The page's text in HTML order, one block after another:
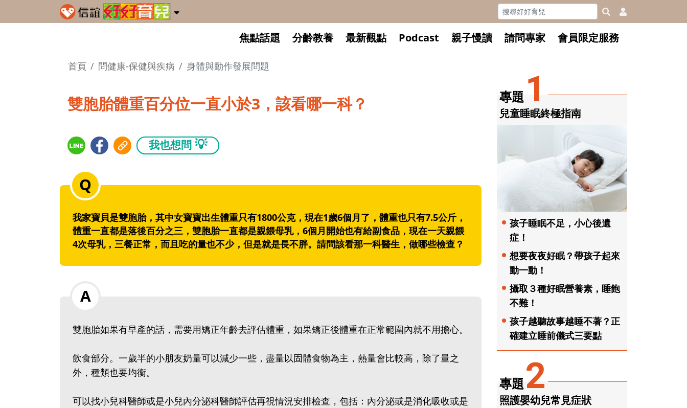
焦點話題 分齡教養 最新觀點 Podcast 親子慢讀 請問專家 會員限定服務
首頁 問健康-保健與疾病 身體與動作發展問題
雙胞胎體重百分位一直小於3，該看哪一科？
我也想問 💡
我家寶貝是雙胞胎，其中女寶寶出生體重只有1800公克，現在1歲6個月了，體重也只有7.5公斤，
體重一直都是落後百分之三，雙胞胎一直都是親餵母乳，6個月開始也有給副食品，現在一天親餵
4次母乳，三餐正常，而且吃的量也不少，但是就是長不胖。請問該看那一科醫生，做哪些檢查？
雙胞胎如果有早產的話，需要用矯正年齡去評估體重，如果矯正後體重在正常範圍內就不用擔心。
飲食部分。一歲半的小朋友奶量可以減少一些，盡量以固體食物為主，熱量會比較高，除了量之
外，種類也要均衡。
可以找小兒科醫師或是小兒內分泌科醫師評估再視情況安排檢查，包括：內分泌或是消化吸收或是
專題 1
兒童睡眠終極指南
孩子睡眠不足，小心後遺
症！
想要夜夜好眠？帶孩子起來
動一動！
攝取３種好眠營養素，睡飽
不難！
孩子越聽故事越睡不著？正
確建立睡前儀式三要點
專題2
照護嬰幼兒常見症狀